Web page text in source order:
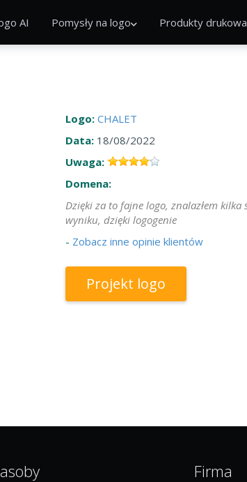
AI Pomysły na logo Produkty
Logo: CHALET
Data: 18/08/2022
Uwaga:
Domena:
Dzięki za to fajne logo, znalazłem
wyniku, dzięki logogenie
- Zobacz inne opinie klientów
Projekt logo
Firma